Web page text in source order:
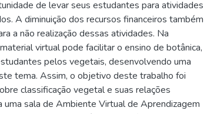
de levar seus estudantes para atividades
A diminuição dos recursos financeiros também
a não realização dessas atividades. Na
virtual pode facilitar o ensino de botânica,
pelos vegetais, desenvolvendo uma
tema. Assim, o objetivo deste trabalho foi
classificação vegetal e suas relações
uma sala de Ambiente Virtual de Aprendizagem